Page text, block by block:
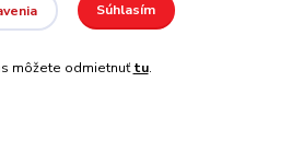
- 2026 REATEK Playgrounds
Súhlasím
môžete odmietnuťtu.